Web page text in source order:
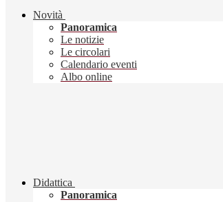
Novità
Panoramica
Le notizie
Le circolari
Calendario eventi
Albo online
Didattica
Panoramica